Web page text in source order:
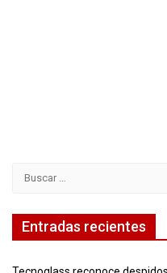
Entradas recientes